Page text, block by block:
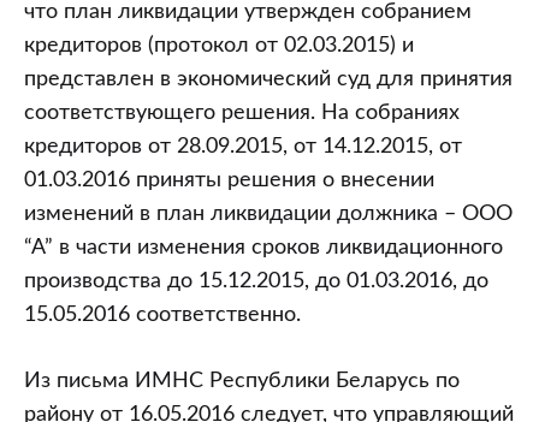
что план ликвидации утвержден собранием
кредиторов (протокол от 02.03.2015) и
представлен в экономический суд для принятия
соответствующего решения. На собраниях
кредиторов от 28.09.2015, от 14.12.2015, от
01.03.2016 приняты решения о внесении
изменений в план ликвидации должника – ООО
“А” в части изменения сроков ликвидационного
производства до 15.12.2015, до 01.03.2016, до
15.05.2016 соответственно.
Из письма ИМНС Республики Беларусь по
району от 16.05.2016 следует, что управляющий